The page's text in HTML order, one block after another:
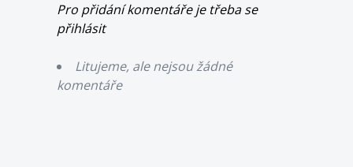
Pro přidání komentáře je třeba se
přihlásit
Litujeme, ale nejsou žádné
komentáře